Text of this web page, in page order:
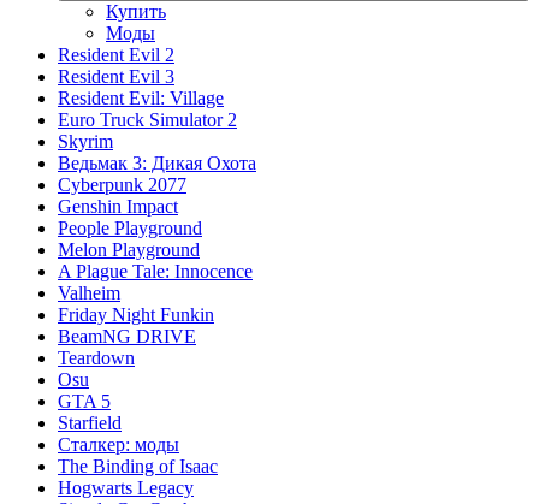
Купить
Моды
Resident Evil 2
Resident Evil 3
Resident Evil: Village
Euro Truck Simulator 2
Skyrim
Ведьмак 3: Дикая Охота
Cyberpunk 2077
Genshin Impact
People Playground
Melon Playground
A Plague Tale: Innocence
Valheim
Friday Night Funkin
BeamNG DRIVE
Teardown
Osu
GTA 5
Starfield
Сталкер: моды
The Binding of Isaac
Hogwarts Legacy